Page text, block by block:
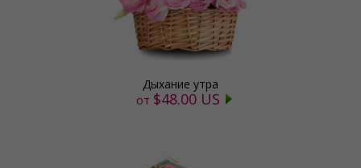
Дыхание утра
от $48.00 US